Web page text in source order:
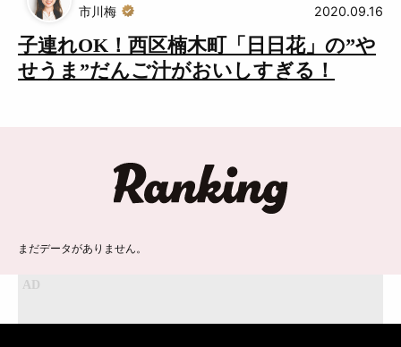
広告掲載について プライバシーポリシー
インフォマティブデータポリシ
ー
お問合せ
子連れOK！西区楠木町「日日花」の”や
せうま”だんご汁がおいしすぎる！
市川梅 2020.09.16
まだデータがありません。